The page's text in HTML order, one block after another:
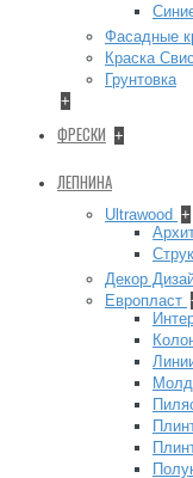
Фасадные
Краска
Грунтовка
+
ФРЕСКИ +
ЛЕПНИНА
Ultrawood +
Декор
Европласт